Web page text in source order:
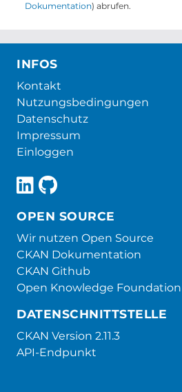
Dokumentation) abrufen.
INFOS
Kontakt
Nutzungsbedingungen
Datenschutz
Impressum
Einloggen
OPEN SOURCE
Wir nutzen Open Source
CKAN Dokumentation
CKAN Github
Open Knowledge Foundation
DATENSCHNITTSTELLE
CKAN Version 2.11.3
API-Endpunkt